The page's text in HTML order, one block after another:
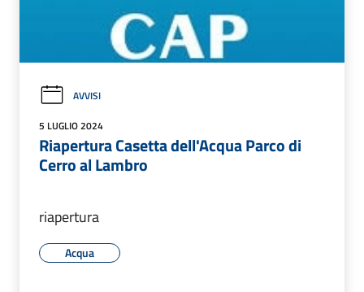
AVVISI
5 LUGLIO 2024
Riapertura Casetta dell'Acqua Parco di
Cerro al Lambro
riapertura
Acqua